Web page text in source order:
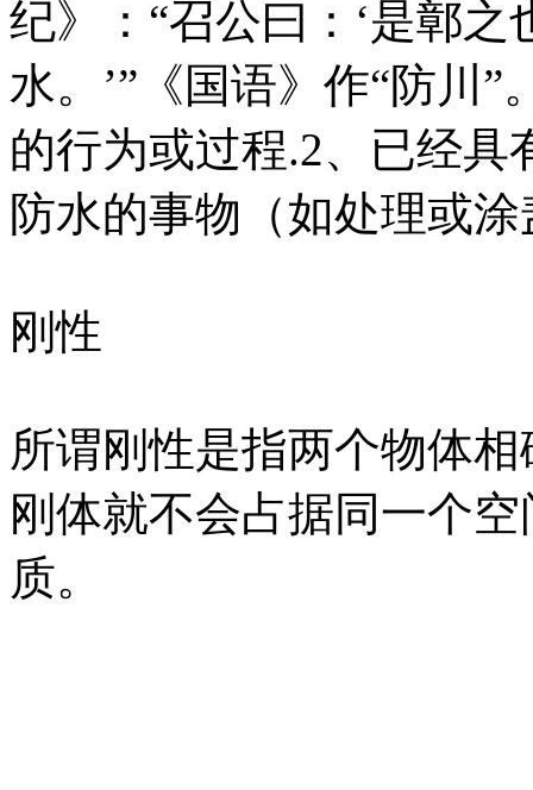
纪》：“召公曰：‘是鄣
水。’”《国语》作“防川
的行为或过程.2、已经具
防水的事物（如处理或涂
刚性
所谓刚性是指两个物体
刚体就不会占据同一个
质。